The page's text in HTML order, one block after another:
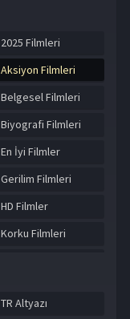
2025 Filmleri
Aksiyon Filmleri
Belgesel Filmleri
Biyografi Filmleri
En İyi Filmler
Gerilim Filmleri
HD Filmler
Korku Filmleri
TR Altyazı